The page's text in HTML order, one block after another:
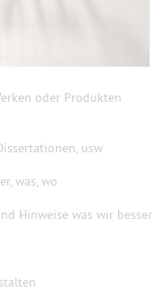
oder Produkten
usw
was, wo
Hinweise was wir besser